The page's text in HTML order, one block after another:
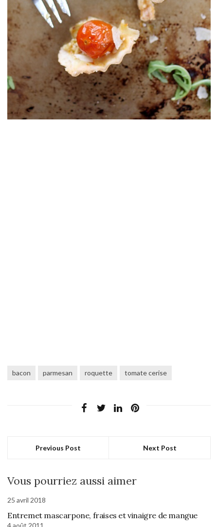
bacon parmesan roquette tomate cerise
Previous Post Next Post
Vous pourriez aussi aimer
25 avril 2018
Entremet mascarpone, fraises et vinaigre de mangue
4 août 2011